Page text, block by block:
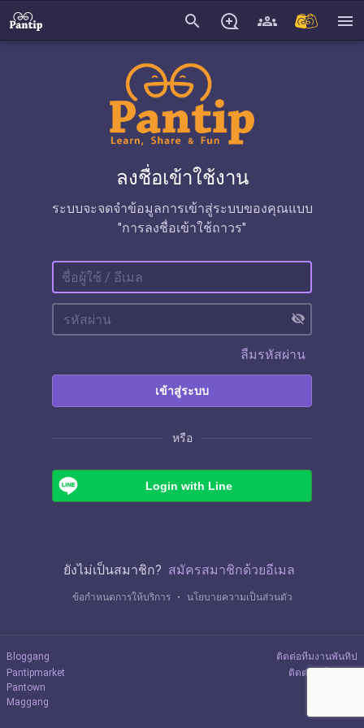
search menu
ลงชื่อเข้าใช้งาน
ระบบจะจดจำข้อมูลการเข้าสู่ระบบของคุณแบบ
"การลงชื่อเข้าใช้ถาวร"
visibility_off
ลืมรหัสผ่าน
เข้าสู่ระบบ
หรือ
Login with Line
ยังไม่เป็นสมาชิก? สมัครสมาชิกด้วยอีเมล
ข้อกำหนดการให้บริการ ・ นโยบายความเป็นส่วนตัว
Bloggang
Pantipmarket
Pantown
Maggang
ติดต่อทีมงานพันทิป
ติดต่อลงโฆษณา